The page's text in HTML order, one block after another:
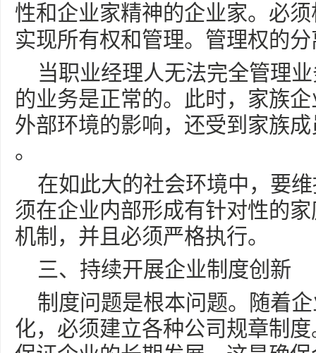
性和企业家精神的企业家。必
实现所有权和管理。管理权的
当职业经理人无法完全管理
的业务是正常的。此时，家族
外部环境的影响，还受到家族
。
在如此大的社会环境中，要
须在企业内部形成有针对性的
机制，并且必须严格执行。
三、持续开展企业制度创新
制度问题是根本问题。随着
化，必须建立各种公司规章制